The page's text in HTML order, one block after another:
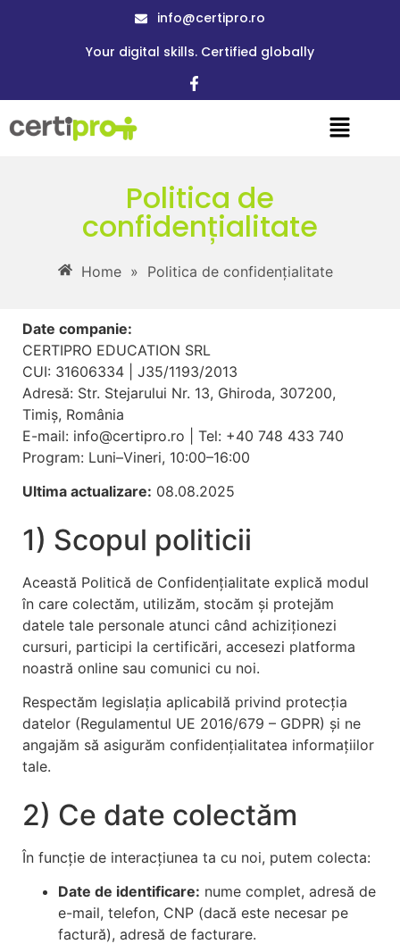
info@certipro.ro
Your digital skills. Certified globally
Politica de
confidențialitate
Home » Politica de confidențialitate
Date companie:
CERTIPRO EDUCATION SRL
CUI: 31606334 | J35/1193/2013
Adresă: Str. Stejarului Nr. 13, Ghiroda, 307200,
Timiș, România
E-mail: info@certipro.ro | Tel: +40 748 433 740
Program: Luni–Vineri, 10:00–16:00
Ultima actualizare: 08.08.2025
1) Scopul politicii
Această Politică de Confidențialitate explică modul
în care colectăm, utilizăm, stocăm și protejăm
datele tale personale atunci când achiziționezi
cursuri, participi la certificări, accesezi platforma
noastră online sau comunici cu noi.
Respectăm legislația aplicabilă privind protecția
datelor (Regulamentul UE 2016/679 – GDPR) și ne
angajăm să asigurăm confidențialitatea informațiilor
tale.
2) Ce date colectăm
În funcție de interacțiunea ta cu noi, putem colecta:
Date de identificare: nume complet, adresă de
e-mail, telefon, CNP (dacă este necesar pe
factură), adresă de facturare.